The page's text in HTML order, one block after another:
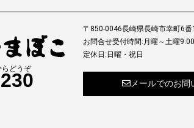
らどうぞ
〒850-0046長崎県長崎市幸町6番
お問合せ受付時間:月曜～土曜
定休日:日曜・祝日
メールでのお問